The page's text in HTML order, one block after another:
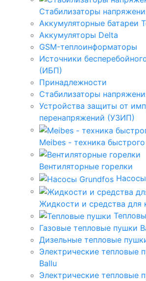
Стабилизаторы
Аккумуляторные батареи
Аккумуляторы Delta
GSM-теплоинформаторы
Источники
(ИБП)
Принадлежности
Стабилизаторы
Устройства защиты от
перенапряжений (УЗИП)
Meibes - техника
Вентиляторные горелки
Жидкости и средства для
Газовые тепловые пушки
Дизельные тепловые
Электрические тепловые
Ballu
Электрические тепловые